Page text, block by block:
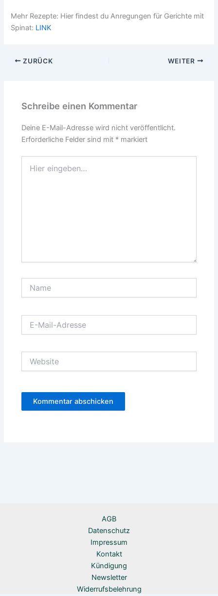
Mehr Rezepte: Hier findest du Anregungen für Gerichte mit
Spinat: LINK
ZURÜCK WEITER
Schreibe einen Kommentar
Deine E-Mail-Adresse wird nicht veröffentlicht.
Erforderliche Felder sind mit * markiert
eingeben…
Mail-
AGB
Datenschutz
Impressum
Kontakt
Kündigung
Newsletter
Widerrufsbelehrung